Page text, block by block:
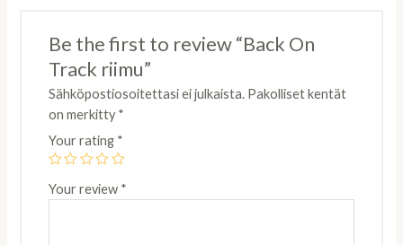
Be the first to review “Back On
Track riimu”
Sähköpostiosoitettasi ei julkaista. Pakolliset kentät
on merkitty*
Your rating *
Your review *